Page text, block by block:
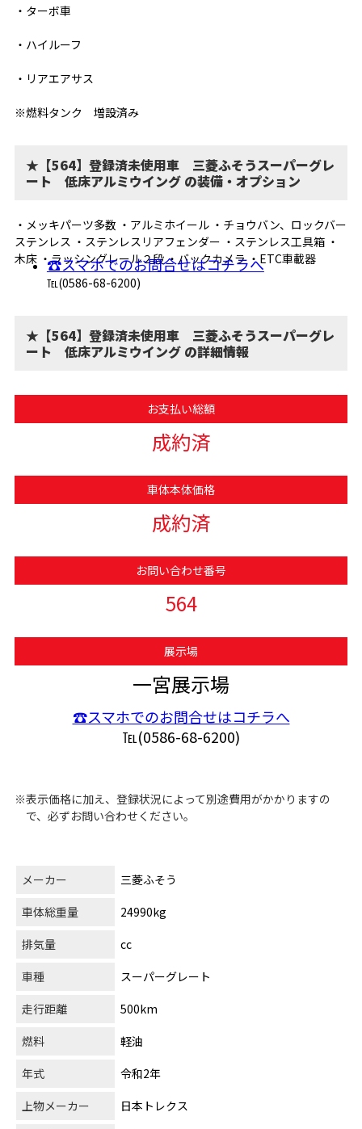
・ターボ車
・ハイルーフ
・リアエアサス
※燃料タンク 増設済み
★【564】登録済未使用車 三菱ふそうスーパーグレ
ート 低床アルミウイング の装備・オプション
・メッキパーツ多数 ・アルミホイール ・チョウバン、ロックバー
ステンレス ・ステンレスリアフェンダー ・ステンレス工具箱 ・
木床 ・ラッシングレール２段 ・バックカメラ ・ETC車載器
☎スマホでのお問合せはコチラへ
℡(0586-68-6200)
★【564】登録済未使用車 三菱ふそうスーパーグレ
ート 低床アルミウイング の詳細情報
お支払い総額
成約済
車体本体価格
成約済
お問い合わせ番号
564
展示場
一宮展示場
☎スマホでのお問合せはコチラへ
℡(0586-68-6200)
※表示価格に加え、登録状況によって別途費用がかかりますの
で、必ずお問い合わせください。
メーカー
三菱ふそう
車体総重量
24990kg
排気量
cc
車種
スーパーグレート
走行距離
500km
燃料
軽油
年式
令和2年
上物メーカー
日本トレクス